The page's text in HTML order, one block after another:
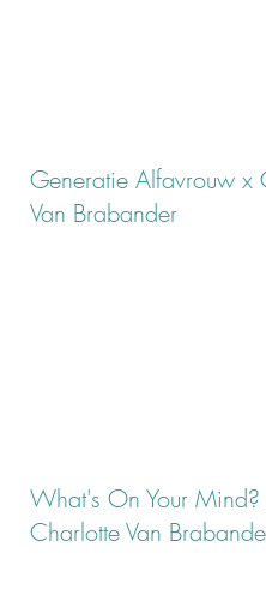
Generatie Alfavrouw x
Van Brabander
What's On Your Mind?
Charlotte Van